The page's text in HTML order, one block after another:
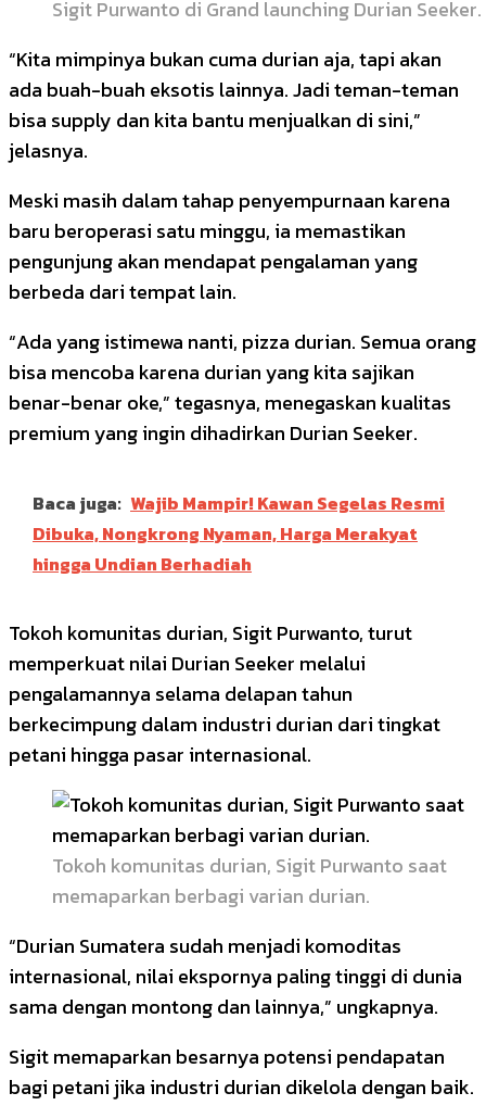
Sigit Purwanto di Grand launching Durian Seeker.
“Kita mimpinya bukan cuma durian aja, tapi akan
ada buah-buah eksotis lainnya. Jadi teman-teman
bisa supply dan kita bantu menjualkan di sini,”
jelasnya.
Meski masih dalam tahap penyempurnaan karena
baru beroperasi satu minggu, ia memastikan
pengunjung akan mendapat pengalaman yang
berbeda dari tempat lain.
“Ada yang istimewa nanti, pizza durian. Semua orang
bisa mencoba karena durian yang kita sajikan
benar-benar oke,” tegasnya, menegaskan kualitas
premium yang ingin dihadirkan Durian Seeker.
Baca juga: Wajib Mampir! Kawan Segelas Resmi
Dibuka, Nongkrong Nyaman, Harga Merakyat
hingga Undian Berhadiah
Tokoh komunitas durian, Sigit Purwanto, turut
memperkuat nilai Durian Seeker melalui
pengalamannya selama delapan tahun
berkecimpung dalam industri durian dari tingkat
petani hingga pasar internasional.
Tokoh komunitas durian, Sigit Purwanto saat
memaparkan berbagi varian durian.
“Durian Sumatera sudah menjadi komoditas
internasional, nilai ekspornya paling tinggi di dunia
sama dengan montong dan lainnya,” ungkapnya.
Sigit memaparkan besarnya potensi pendapatan
bagi petani jika industri durian dikelola dengan baik.